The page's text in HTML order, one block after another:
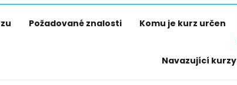
Požadované znalosti Komu je kurz určen
Navazující kurzy